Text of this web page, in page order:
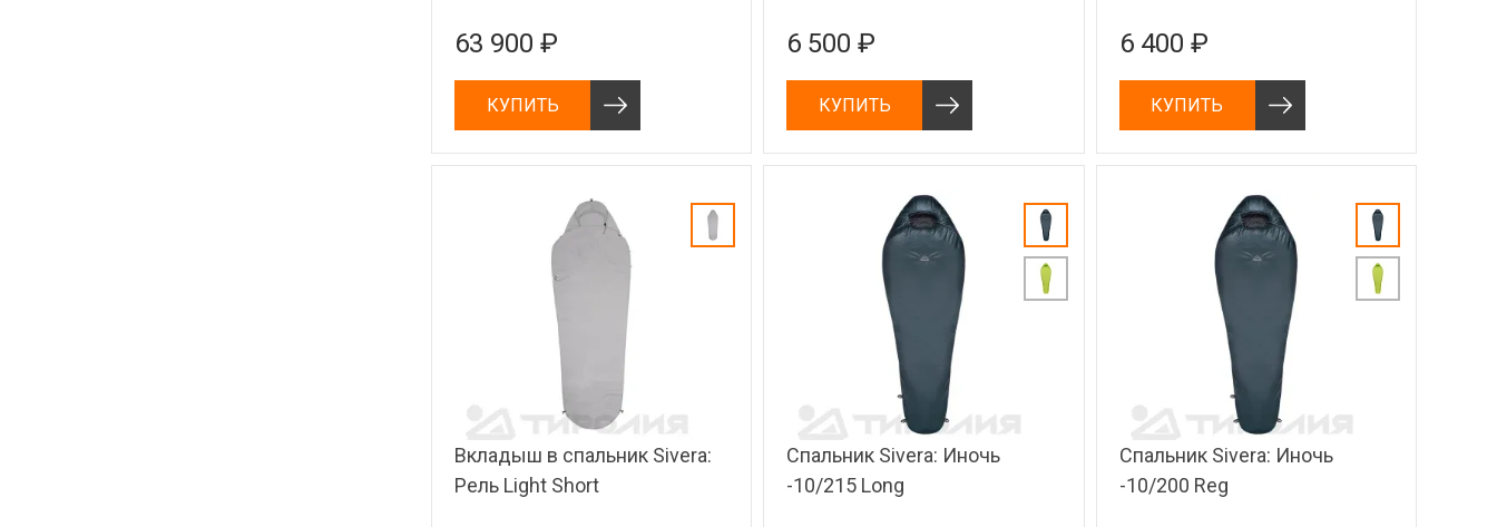
63 900 ₽
КУПИТЬ
6 500 ₽
КУПИТЬ
6 400 ₽
КУПИТЬ
Вкладыш в спальник Sivera:
Рель Light Short
Спальник Sivera: Иночь
-10/215 Long
Спальник Sivera: Иночь
-10/200 Reg